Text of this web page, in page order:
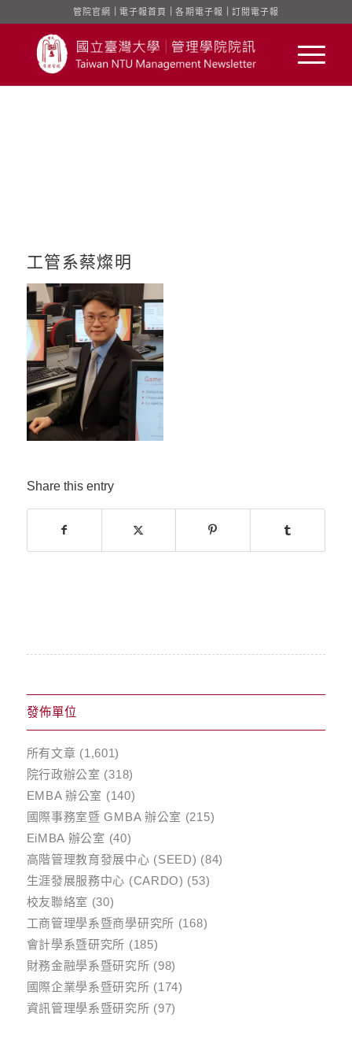
管院官網 電子報首頁 ｜各期電子報 訂閱電子報
工管系蔡燦明
Share this entry
發佈單位
所有文章 (1,601)
院行政辦公室 (318)
EMBA 辦公室 (140)
國際事務室暨 GMBA 辦公室 (215)
EiMBA 辦公室 (40)
高階管理教育發展中心 (SEED) (84)
生涯發展服務中心 (CARDO) (53)
校友聯絡室 (30)
工商管理學系暨商學研究所 (168)
會計學系暨研究所 (185)
財務金融學系暨研究所 (98)
國際企業學系暨研究所 (174)
資訊管理學系暨研究所 (97)